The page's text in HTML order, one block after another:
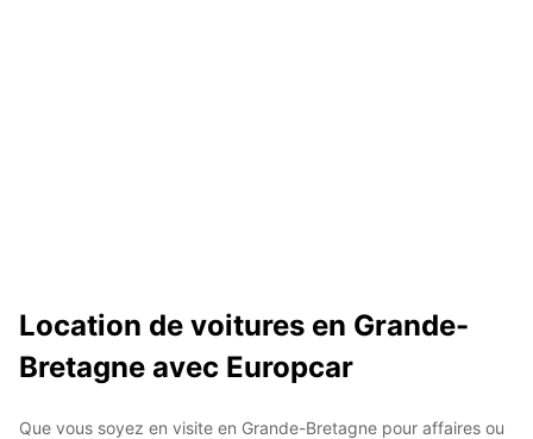
Location de voitures en Grande-
Bretagne avec Europcar
Que vous soyez en visite en Grande-Bretagne pour affaires ou